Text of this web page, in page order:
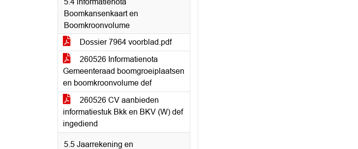
5.4 informatienota
Boomkansenkaart en
Boomkroonvolume
Dossier 7964 voorblad.pdf
260526 Informatienota
Gemeenteraad boomgroeiplaatsen
en boomkroonvolume def
260526 CV aanbieden
informatiestuk Bkk en BKV (W) def
ingediend
5.5 Jaarrekening en